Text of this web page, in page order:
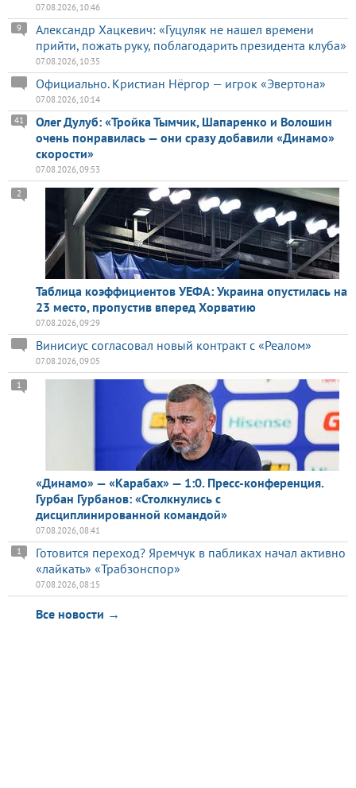
07.08.2026, 10:46
Александр Хацкевич: «Гуцуляк не нашел времени
прийти, пожать руку, поблагодарить президента клуба»
9
07.08.2026, 10:35
Официально. Кристиан Нёргор — игрок «Эвертона»
07.08.2026, 10:14
Олег Дулуб: «Тройка Тымчик, Шапаренко и Волошин
очень понравилась — они сразу добавили «Динамо»
скорости»
41
07.08.2026, 09:53
Таблица коэффициентов УЕФА: Украина опустилась на
23 место, пропустив вперед Хорватию
2
07.08.2026, 09:29
Винисиус согласовал новый контракт с «Реалом»
07.08.2026, 09:05
«Динамо» — «Карабах» — 1:0. Пресс-конференция.
Гурбан Гурбанов: «Столкнулись с
дисциплинированной командой»
1
07.08.2026, 08:41
Готовится переход? Яремчук в пабликах начал активно
«лайкать» «Трабзонспор»
1
07.08.2026, 08:15
Все новости →